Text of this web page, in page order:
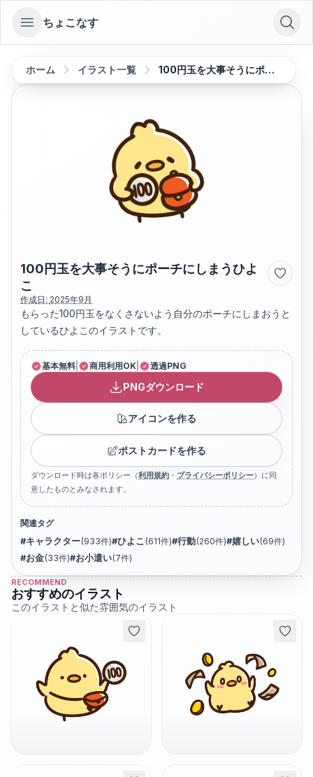
Open sidebar
ちょこなす
ホーム イラスト一覧 100円玉を大事そうにポーチにしまうひよこ
100円玉を大事そうにポーチにしまうひよ
こ
作成日: 2025年9月
もらった100円玉をなくさないよう自分のポーチにしまおうと
しているひよこのイラストです。
基本無料 商用利用OK 透過PNG
PNGダウンロード
アイコンを作る
ポストカードを作る
ダウンロード時は各ポリシー（利用規約 ・ プライバシーポリシー）に同
意したものとみなされます。
関連タグ
#キャラクター(933件)#ひよこ (611件)#行動(260件)#嬉しい(69件)
#お金(33件)#お小遣い(7件)
RECOMMEND
おすすめのイラスト
このイラストと似た雰囲気のイラスト